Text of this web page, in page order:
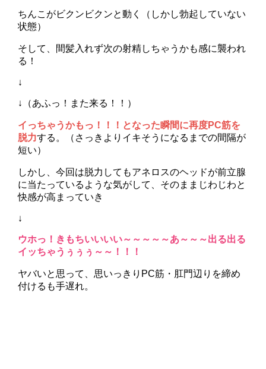
ちんこがビクンビクンと動く（しかし勃起していない
状態）
そして、間髪入れず次の射精しちゃうかも感に襲われ
る！
↓
↓（あふっ！また来る！！）
イっちゃうかもっ！！！となった瞬間に再度PC筋を
脱力する。（さっきよりイキそうになるまでの間隔が
短い）
しかし、今回は脱力してもアネロスのヘッドが前立腺
に当たっているような気がして、そのままじわじわと
快感が高まっていき
↓
ウホっ！きもちいいいい～～～～～あ～～～出る出る
イッちゃうぅぅぅ～～！！！
ヤバいと思って、思いっきりPC筋・肛門辺りを締め
付けるも手遅れ。